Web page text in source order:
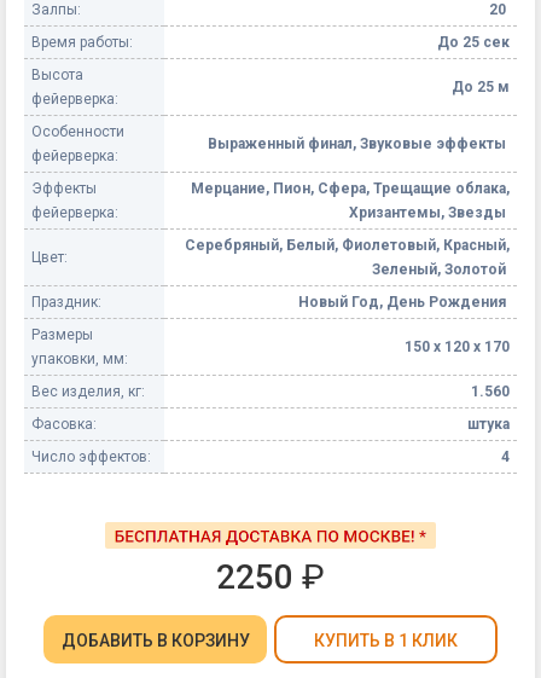
Залпы:
20
Время работы:
До 25 сек
Высота
фейерверка:
До 25 м
Особенности
фейерверка:
Выраженный финал, Звуковые эффекты
Эффекты
фейерверка:
Мерцание, Пион, Сфера, Трещащие облака,
Хризантемы, Звезды
Цвет:
Серебряный, Белый, Фиолетовый, Красный,
Зеленый, Золотой
Праздник:
Новый Год, День Рождения
Размеры
упаковки, мм:
150 х 120 х 170
Вес изделия, кг:
1.560
Фасовка:
штука
Число эффектов:
4
2250 ₽
ДОБАВИТЬ В КОРЗИНУ КУПИТЬ В 1 КЛИК